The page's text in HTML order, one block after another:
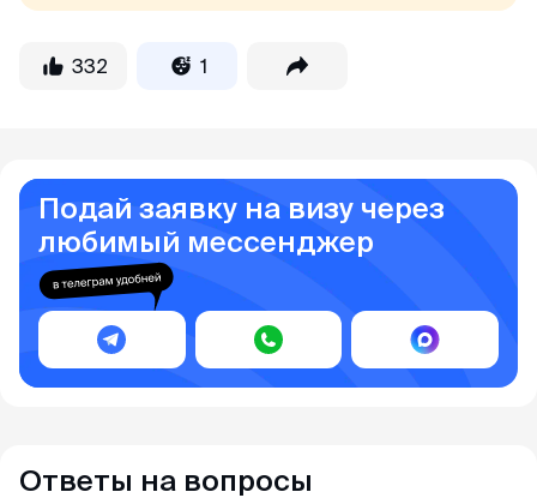
332 1
Подай заявку на визу через
любимый мессенджер
Ответы на вопросы